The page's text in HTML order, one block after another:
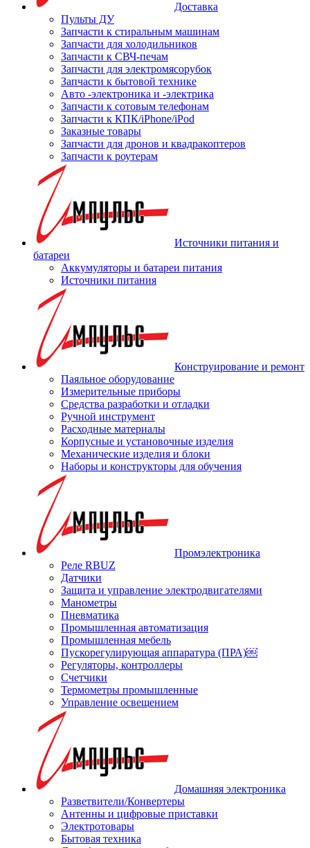
Доставка
Пульты ДУ
Запчасти к стиральным машинам
Запчасти для холодильников
Запчасти к СВЧ-печам
Запчасти для электромясорубок
Запчасти к бытовой технике
Авто -электроника и -электрика
Запчасти к сотовым телефонам
Запчасти к КПК/iPhone/iPod
Заказные товары
Запчасти для дронов и квадракоптеров
Запчасти к роутерам
Источники питания и
батареи
Аккумуляторы и батареи питания
Источники питания
Конструирование и ремонт
Паяльное оборудование
Измерительные приборы
Средства разработки и отладки
Ручной инструмент
Расходные материалы
Корпусные и установочные изделия
Механические изделия и блоки
Наборы и конструкторы для обучения
Промэлектроника
Реле RBUZ
Датчики
Защита и управление электродвигателями
Манометры
Пневматика
Промышленная автоматизация
Промышленная мебель
Пускорегулирующая аппаратура (ПРА)￼
Регуляторы, контроллеры
Счетчики
Термометры промышленные
Управление освещением
Домашняя электроника
Разветвители/Конвертеры
Антенны и цифровые приставки
Электротовары
Бытовая техника